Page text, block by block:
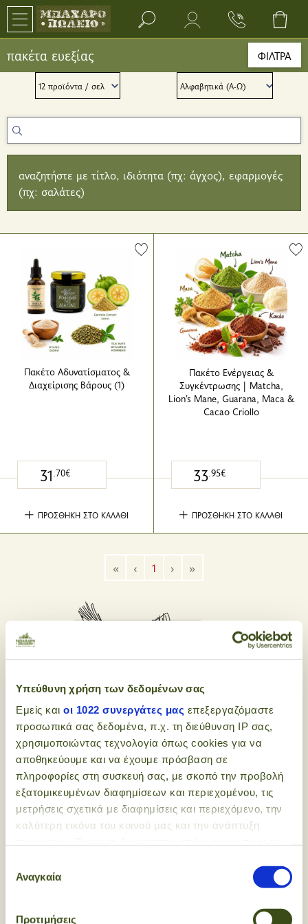
Υπεύθυνη χρήση των δεδομένων σας
Εμείς και οι 1022 συνεργάτες μας επεξεργαζόμαστε
προσωπικά σας δεδομένα, π.χ. τη διεύθυνση IP σας,
χρησιμοποιώντας τεχνολογία όπως cookies για να
αποθηκεύουμε και να έχουμε πρόσβαση σε
πληροφορίες στη συσκευή σας, με σκοπό την προβολή
εξατομικευμένων διαφημίσεων και περιεχομένου, τις
μετρήσεις σχετικά με διαφημίσεις και περιεχόμενο, την
καλύτερη εικόνα του κοινού μας και την ανάπτυξη
σκοπούς.
συγκατάθεσης
Αναγκαία
Προτιμήσεις
Search bar input field
πακέτα ευεξίας ΦΙΛΤΡΑ
αναζητήστε με τίτλο, ιδιότητα (πχ: άγχος), εφαρμογές
(πχ: σαλάτες)
Πακέτο Αδυνατίσματος &
Διαχείρισης Βάρους (1)
31.70€
ΠΡΟΣΘΗΚΗ ΣΤΟ ΚΑΛΑΘΙ
Πακέτο Ενέργειας &
Συγκέντρωσης | Matcha,
Lion’s Mane, Guarana, Maca &
Cacao Criollo
33.95€
ΠΡΟΣΘΗΚΗ ΣΤΟ ΚΑΛΑΘΙ
« ‹ 1 › »
δωρεάν
αποστολές
με αγορές35€ κι άνω στην
πόλη του Ηρακλείου με
αγορές 55€ κι άνωσε όλη
την Ελλάδα